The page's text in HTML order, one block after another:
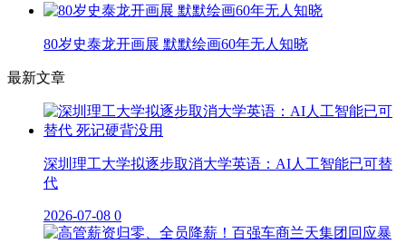
80岁史泰龙开画展 默默绘画60年无人知晓
最新文章
深圳理工大学拟逐步取消大学英语：AI人工智能已可替
代
2026-07-08 0